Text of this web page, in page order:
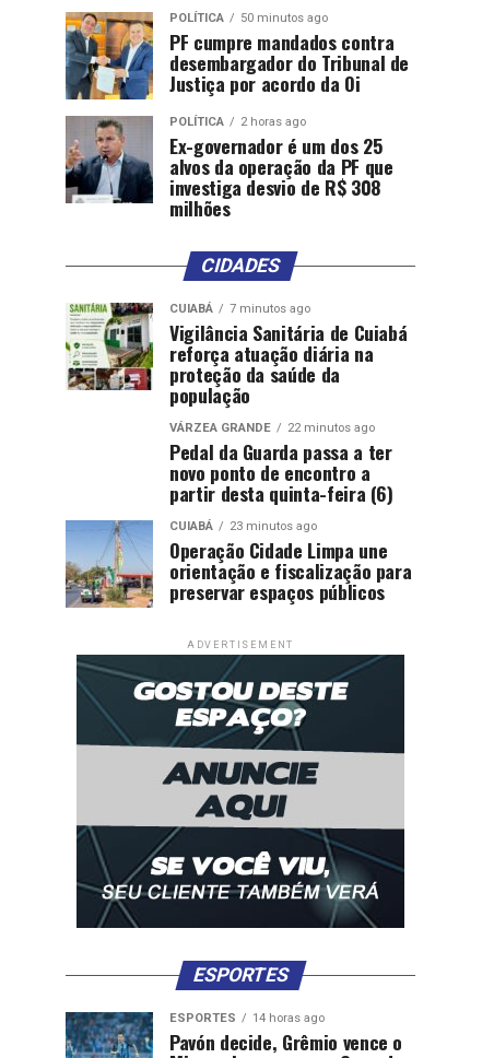
POLÍTICA 50 minutos ago
PF cumpre mandados contra
desembargador do Tribunal de
Justiça por acordo da Oi
POLÍTICA 2 horas ago
Ex-governador é um dos 25
alvos da operação da PF que
investiga desvio de R$ 308
milhões
CIDADES
CUIABÁ 7 minutos ago
Vigilância Sanitária de Cuiabá
reforça atuação diária na
proteção da saúde da
população
VÁRZEA GRANDE 22 minutos ago
Pedal da Guarda passa a ter
novo ponto de encontro a
partir desta quinta-feira (6)
CUIABÁ 23 minutos ago
Operação Cidade Limpa une
orientação e fiscalização para
preservar espaços públicos
ADVERTISEMENT
ESPORTES
ESPORTES 14 horas ago
Pavón decide, Grêmio vence o